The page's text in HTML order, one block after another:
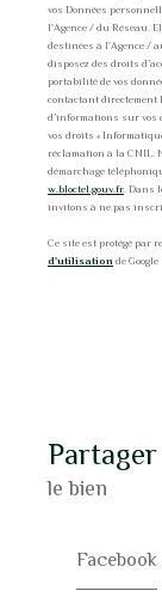
vos Données
l'Agence / du Réseau.
destinées à l'Agence /
disposez des droits
portabilité de vos
contactant directement
d’informations sur vos
vos droits «
réclamation à la CNIL.
démarchage
w.bloctel.gouv.fr. Dans
invitons à ne pas
Ce site est protégé par
d'utilisation de
partager
le bien
Facebook